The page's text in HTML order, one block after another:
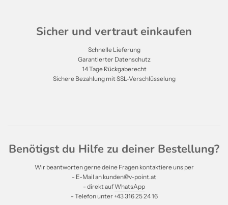
Sicher und vertraut einkaufen
Schnelle Lieferung
Garantierter Datenschutz
14 Tage Rückgaberecht
Sichere Bezahlung mit SSL-Verschlüsselung
Benötigst du Hilfe zu deiner Bestellung?
Wir beantworten gerne deine Fragen kontaktiere uns per
- E-Mail an kunden@v-point.at
- direkt aufWhatsApp
- Telefon unter +43 316 25 24 16